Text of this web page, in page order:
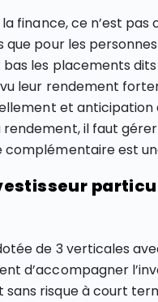
finance, ce n’est
pour les
les placements
leur rendement
et
rendement, il faut
est
de 3 verticales
d’accompagner
risque à court